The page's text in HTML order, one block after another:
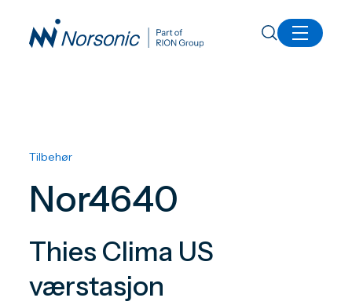
Tilbehør
Nor4640
Thies Clima US
værstasjon